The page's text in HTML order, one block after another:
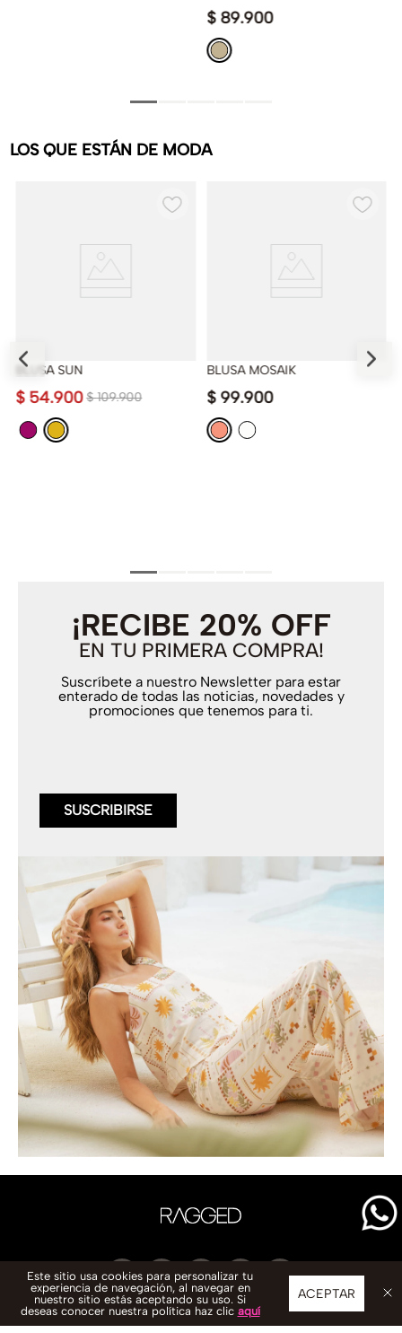
$ 89.900
LOS QUE ESTÁN DE MODA
BLUSA SUN
$ 109.900
$ 54.900
BLUSA MOSAIK
$ 99.900
¡RECIBE 20% OFF
EN TU PRIMERA COMPRA!
Suscríbete a nuestro Newsletter para estar
enterado de todas las noticias, novedades y
promociones que tenemos para ti.
SUSCRIBIRSE
CONTACTO
ACEPTAR
Este sitio usa cookies para personalizar tu
experiencia de navegación, al navegar en
nuestro sitio estás aceptando su uso. Si
deseas conocer nuestra política haz clic aquí